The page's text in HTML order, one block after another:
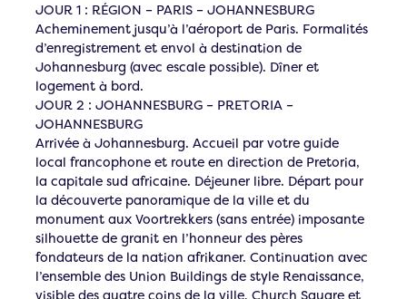
JOUR 1 : RÉGION – PARIS – JOHANNESBURG
Acheminement jusqu’à l’aéroport de Paris. Formalités
d’enregistrement et envol à destination de
Johannesburg (avec escale possible). Dîner et
logement à bord.
JOUR 2 : JOHANNESBURG – PRETORIA –
JOHANNESBURG
Arrivée à Johannesburg. Accueil par votre guide
local francophone et route en direction de Pretoria,
la capitale sud africaine. Déjeuner libre. Départ pour
la découverte panoramique de la ville et du
monument aux Voortrekkers (sans entrée) imposante
silhouette de granit en l’honneur des pères
fondateurs de la nation afrikaner. Continuation avec
l’ensemble des Union Buildings de style Renaissance,
visible des quatre coins de la ville, Church Square et